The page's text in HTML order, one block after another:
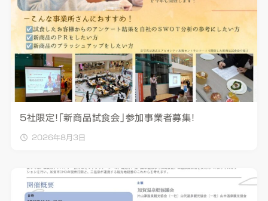
5社限定！「新商品試食会」参加事業者募集！
2026年8月3日